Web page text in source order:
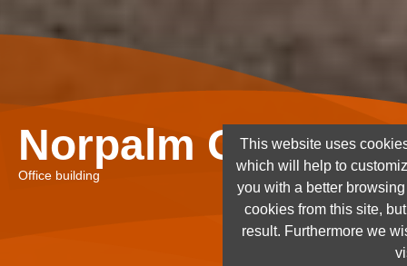
Norpalm Ghana
Office building
This website uses
which will help to
you with a better
cookies from this site,
result. Furthermore we